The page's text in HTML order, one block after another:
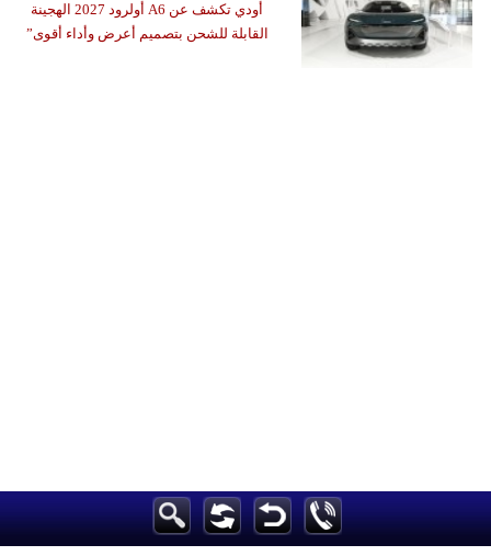
أودي تكشف عن A6 أولرود 2027 الهجينة
القابلة للشحن بتصميم أعرض وأداء أقوى”